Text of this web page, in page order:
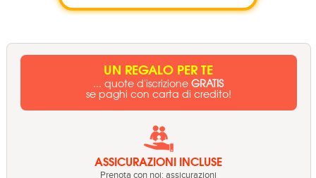
UN REGALO PER TE
... quote d'iscrizioneGRATIS
se paghi con carta di credito!
ASSICURAZIONI INCLUSE
Prenota con noi: assicurazioni